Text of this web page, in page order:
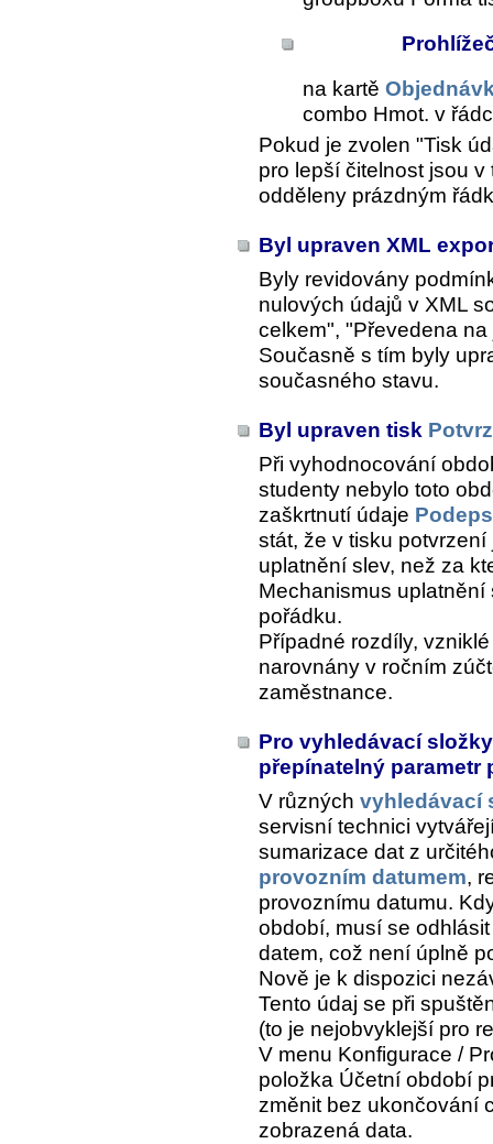
na kartě
combo Hmot. v
Pokud je zvolen "Tisk
pro lepší čitelnost jsou
odděleny prázdným
Byl upraven XML
Byly revidovány
nulových údajů v XML
celkem", "Převedena
Současně s tím byly
současného stavu.
Byl upraven tisk
Při vyhodnocování
studenty nebylo toto
zaškrtnutí údaje
stát, že v tisku
uplatnění slev, než za
Mechanismus
pořádku.
Případné rozdíly,
narovnány v ročním
zaměstnance.
Pro vyhledávací
přepínatelný
V různých vyhledávací
servisní technici
sumarizace dat z
provozním datumem,
provoznímu datumu.
období, musí se
datem, což není úplně
Nově je k dispozici
Tento údaj se při
(to je nejobvyklejší pro
V menu Konfigurace /
položka Účetní období
změnit bez ukončování
zobrazená data.